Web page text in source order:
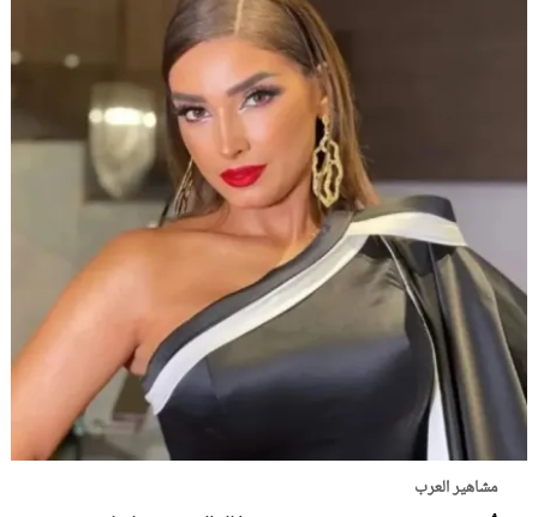
مشاهير العرب